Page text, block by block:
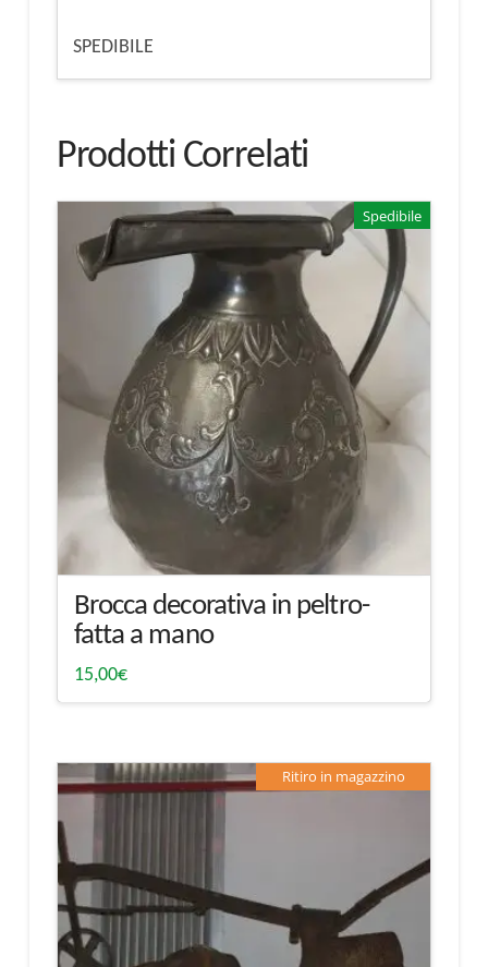
SPEDIBILE
Prodotti Correlati
Spedibile
Brocca decorativa in peltro-
fatta a mano
15,00€
Ritiro in magazzino